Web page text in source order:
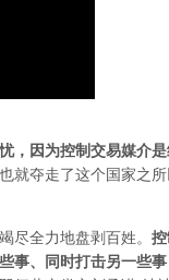
，因为控制交易媒介
就夺走了这个国家之
尽全力地盘剥百姓。
、同时打击另一些